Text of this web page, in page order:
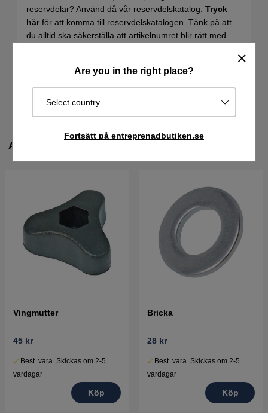
Are you in the right place?
Select country
Fortsätt på entreprenadbutiken.se
reservdelar? Använd då vår reservdelskatalog. Tryck
härför att komma till reservdelskatalogen. Tänk på att
du alltid ska säkerställa att artikelnumret blir rätt med
SPECIFIKATIONER
FILER
ANDRA KÖPTE ÄVEN
Vingmutter
45 kr
Best. vara. Skickas om 2-5
vardagar
Köp
Bricka
28 kr
Best. vara. Skickas om 2-5
vardagar
Köp